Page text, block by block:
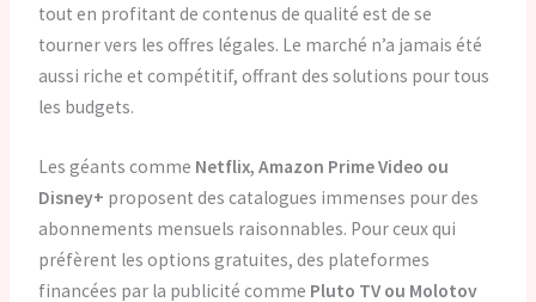
tout en profitant de contenus de qualité est de se
tourner vers les offres légales. Le marché n’a jamais été
aussi riche et compétitif, offrant des solutions pour tous
les budgets.
Les géants comme Netflix, Amazon Prime Video ou
Disney+ proposent des catalogues immenses pour des
abonnements mensuels raisonnables. Pour ceux qui
préfèrent les options gratuites, des plateformes
financées par la publicité comme Pluto TV ou Molotov